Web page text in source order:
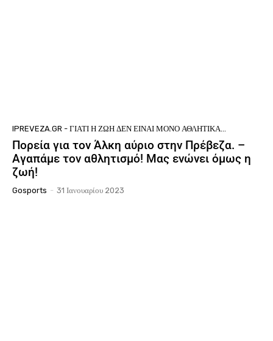
IPREVEZA.GR - ΓΙΑΤΊ Η ΖΩΉ ΔΕΝ ΕΊΝΑΙ ΜΌΝΟ ΑΘΛΗΤΙΚΆ...
Πορεία για τον Άλκη αύριο στην Πρέβεζα. –
Αγαπάμε τον αθλητισμό! Μας ενώνει όμως η
ζωή!
Gosports - 31 Ιανουαρίου 2023